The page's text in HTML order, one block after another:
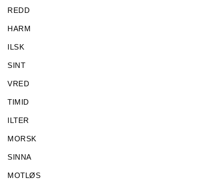
REDD
HARM
ILSK
SINT
VRED
TIMID
ILTER
MORSK
SINNA
MOTLØS